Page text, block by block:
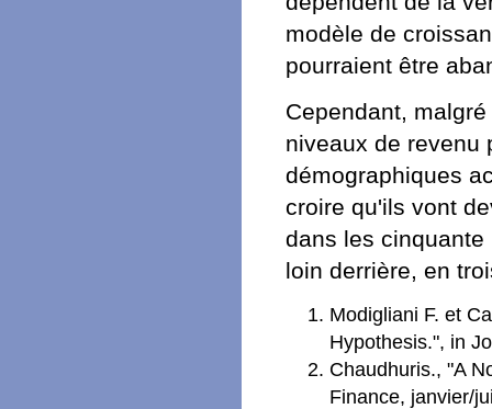
modèle de
pourraient être
Cependant,
niveaux de revenu
démographiques
croire qu'ils vont
dans les
loin derrière, en
Modigliani F. et
Hypothesis.", in
Chaudhuris., "A
Finance, janvier/